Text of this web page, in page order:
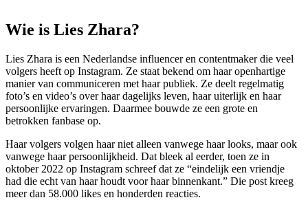
Wie is Lies Zhara?
Lies Zhara is een Nederlandse influencer en contentmaker die veel
volgers heeft op Instagram. Ze staat bekend om haar openhartige
manier van communiceren met haar publiek. Ze deelt regelmatig
foto’s en video’s over haar dagelijks leven, haar uiterlijk en haar
persoonlijke ervaringen. Daarmee bouwde ze een grote en
betrokken fanbase op.
Haar volgers volgen haar niet alleen vanwege haar looks, maar ook
vanwege haar persoonlijkheid. Dat bleek al eerder, toen ze in
oktober 2022 op Instagram schreef dat ze “eindelijk een vriendje
had die echt van haar houdt voor haar binnenkant.” Die post kreeg
meer dan 58.000 likes en honderden reacties.